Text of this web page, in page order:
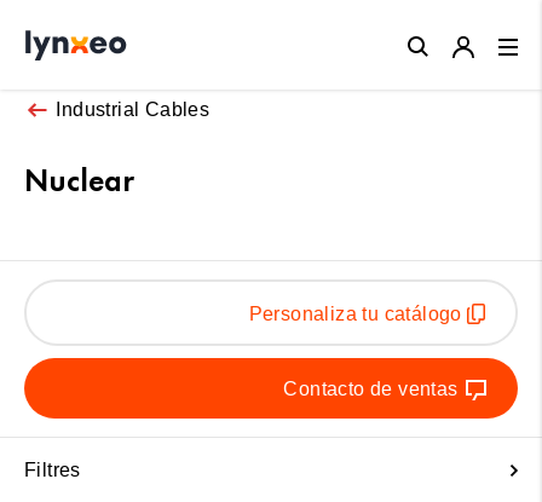
Industrial Cables
Nuclear
Personaliza tu catálogo
Contacto de ventas
Filtres
Close